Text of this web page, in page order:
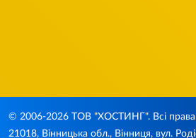
© 2006-2026 ТОВ "ХОСТИНГ". Всі права
21018, Вінницька обл., Вінниця, вул.